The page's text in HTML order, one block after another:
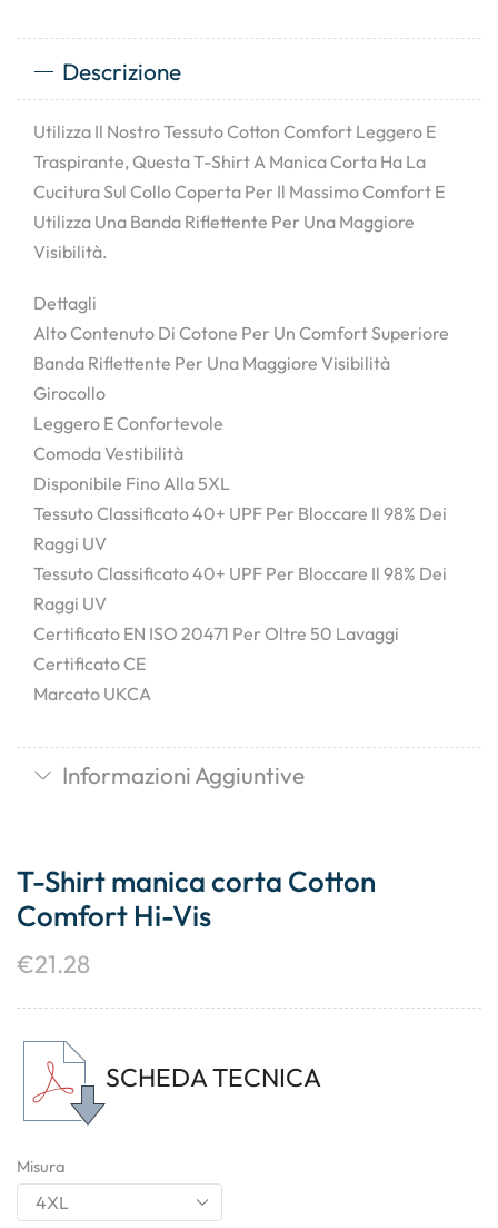
Descrizione
Utilizza Il Nostro Tessuto Cotton Comfort Leggero E
Traspirante, Questa T-Shirt A Manica Corta Ha La
Cucitura Sul Collo Coperta Per Il Massimo Comfort E
Utilizza Una Banda Riflettente Per Una Maggiore
Visibilità.
Dettagli
Alto Contenuto Di Cotone Per Un Comfort Superiore
Banda Riflettente Per Una Maggiore Visibilità
Girocollo
Leggero E Confortevole
Comoda Vestibilità
Disponibile Fino Alla 5XL
Tessuto Classificato 40+ UPF Per Bloccare Il 98% Dei
Raggi UV
Tessuto Classificato 40+ UPF Per Bloccare Il 98% Dei
Raggi UV
Certificato EN ISO 20471 Per Oltre 50 Lavaggi
Certificato CE
Marcato UKCA
Informazioni Aggiuntive
T-Shirt manica corta Cotton
Comfort Hi-Vis
€21.28
SCHEDA TECNICA
Misura